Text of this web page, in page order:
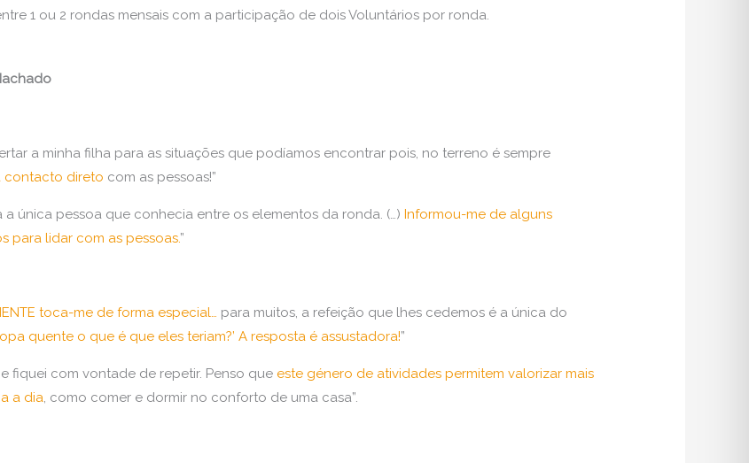
1 ou 2 rondas mensais com a participação de dois Voluntários por ronda.
a minha filha para as situações que podíamos encontrar pois, no terreno é sempre
contacto direto com as pessoas!”
a única pessoa que conhecia entre os elementos da ronda. (…)Informou-me de alguns
para lidar com as pessoas.”
toca-me de forma especial… para muitos, a refeição que lhes cedemos é a única do
quente o que é que eles teriam?’ A resposta é assustadora!”
fiquei com vontade de repetir. Penso que este género de atividades permitem valorizar mais
a dia, como comer e dormir no conforto de uma casa”.